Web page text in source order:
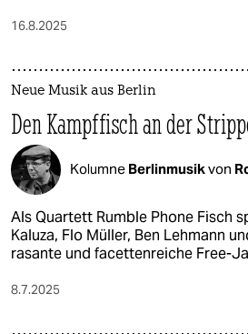
16.8.2025
Neue Musik aus Berlin
Den Kampffisch an der
Kolumne Berlinmusikvon
Als Quartett Rumble Phone Fisch
Kaluza, Flo Müller, Ben Lehmann
rasante und facettenreiche Free-
8.7.2025